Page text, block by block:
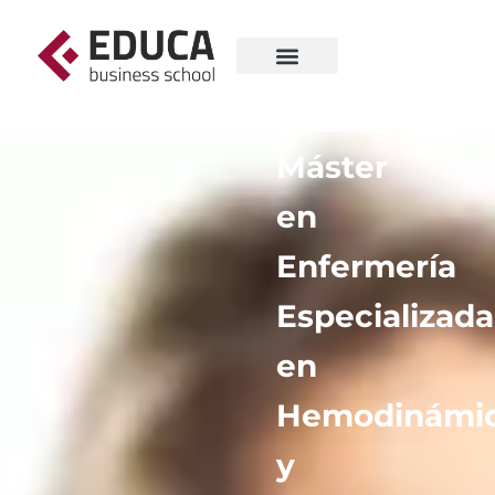
Máster
en
Enfermería
Especializada
en
y